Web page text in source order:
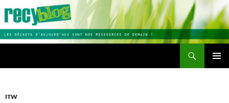
Aller
contenu
ITW